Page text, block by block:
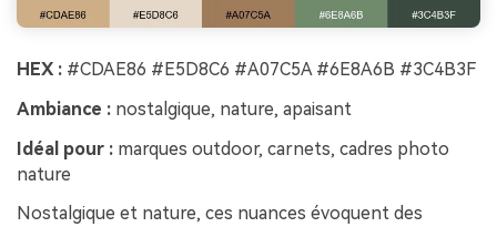
HEX : #CDAE86 #E5D8C6 #A07C5A #6E8A6B #3C4B3F
Ambiance : nostalgique, nature, apaisant
Idéal pour : marques outdoor, carnets, cadres photo
nature
Nostalgique et nature, ces nuances évoquent des